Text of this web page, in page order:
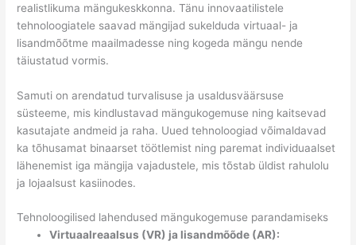
realistlikuma mängukeskkonna. Tänu innovaatilistele
tehnoloogiatele saavad mängijad sukelduda virtuaal- ja
lisandmõõtme maailmadesse ning kogeda mängu nende
täiustatud vormis.
Samuti on arendatud turvalisuse ja usaldusväärsuse
süsteeme, mis kindlustavad mängukogemuse ning kaitsevad
kasutajate andmeid ja raha. Uued tehnoloogiad võimaldavad
ka tõhusamat binaarset töötlemist ning paremat individuaalset
lähenemist iga mängija vajadustele, mis tõstab üldist rahulolu
ja lojaalsust kasiinodes.
Tehnoloogilised lahendused mängukogemuse parandamiseks
Virtuaalreaalsus (VR) ja lisandmõõde (AR):